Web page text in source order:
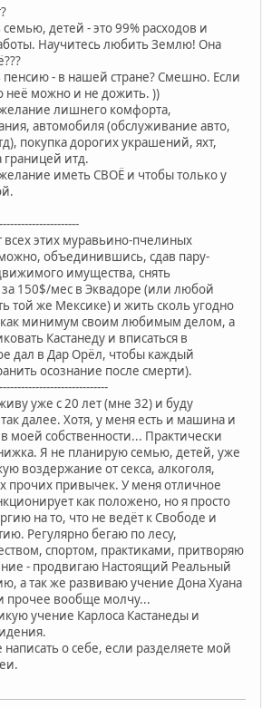
детей - это 99% расходов и
Научитесь любить Землю! Она
- в нашей стране? Смешно. Если
неё можно и не дожить. ))
лишнего комфорта,
автомобиля (обслуживание авто,
покупка дорогих украшений, яхт,
границей итд.
иметь СВОЁ и чтобы только у
всех этих муравьино-пчелиных
объединившись, сдав пару-
имущества, снять
150$/мес в Эквадоре (или любой
той же Мексике) и жить сколь угодно
как минимум своим любимым делом, а
Кастанеду и вписаться в
дал в Дар Орёл, чтобы каждый
осознание после смерти).
уже с 20 лет (мне 32) и буду
далее. Хотя, у меня есть и машина и
моей собственности... Практически
Я не планирую семью, детей, уже
воздержание от секса, алкоголя,
прочих привычек. У меня отличное
как положено, но я просто
на то, что не ведёт к Свободе и
Регулярно бегаю по лесу,
спортом, практиками, притворяю
- продвигаю Настоящий Реальный
а так же развиваю учение Дона Хуана
прочее вообще молчу...
учение Карлоса Кастанеды и
о себе, если разделяете мой